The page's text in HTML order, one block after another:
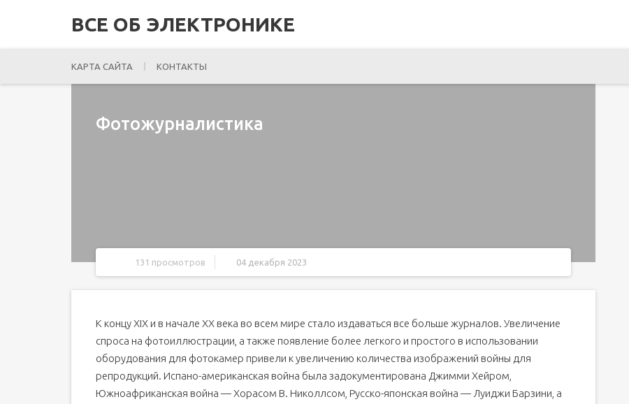
ВСЕ ОБ ЭЛЕКТРОНИКЕ
КАРТА САЙТА КОНТАКТЫ
Фотожурналистика
131 просмотров 04 декабря 2023
К концу XIX и в начале XX века во всем мире стало издаваться все больше журналов. Увеличение
спроса на фотоиллюстрации, а также появление более легкого и простого в использовании
оборудования для фотокамер привели к увеличению количества изображений войны для
репродукций. Испано-американская война была задокументирована Джимми Хейром,
Южноафриканская война — Хорасом В. Николлсом, Русско-японская война — Луиджи Барзини, а